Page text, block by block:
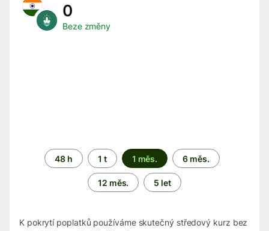
0
Beze změny
Časové
období
48 h 1 t 1 měs. 6 měs.
12 měs. 5 let
K pokrytí poplatků používáme skutečný středový kurz bez